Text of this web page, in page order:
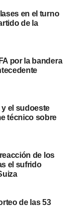
en el turno
de la
por la bandera
y el sudoeste
técnico sobre
de los
el sufrido
de las 53